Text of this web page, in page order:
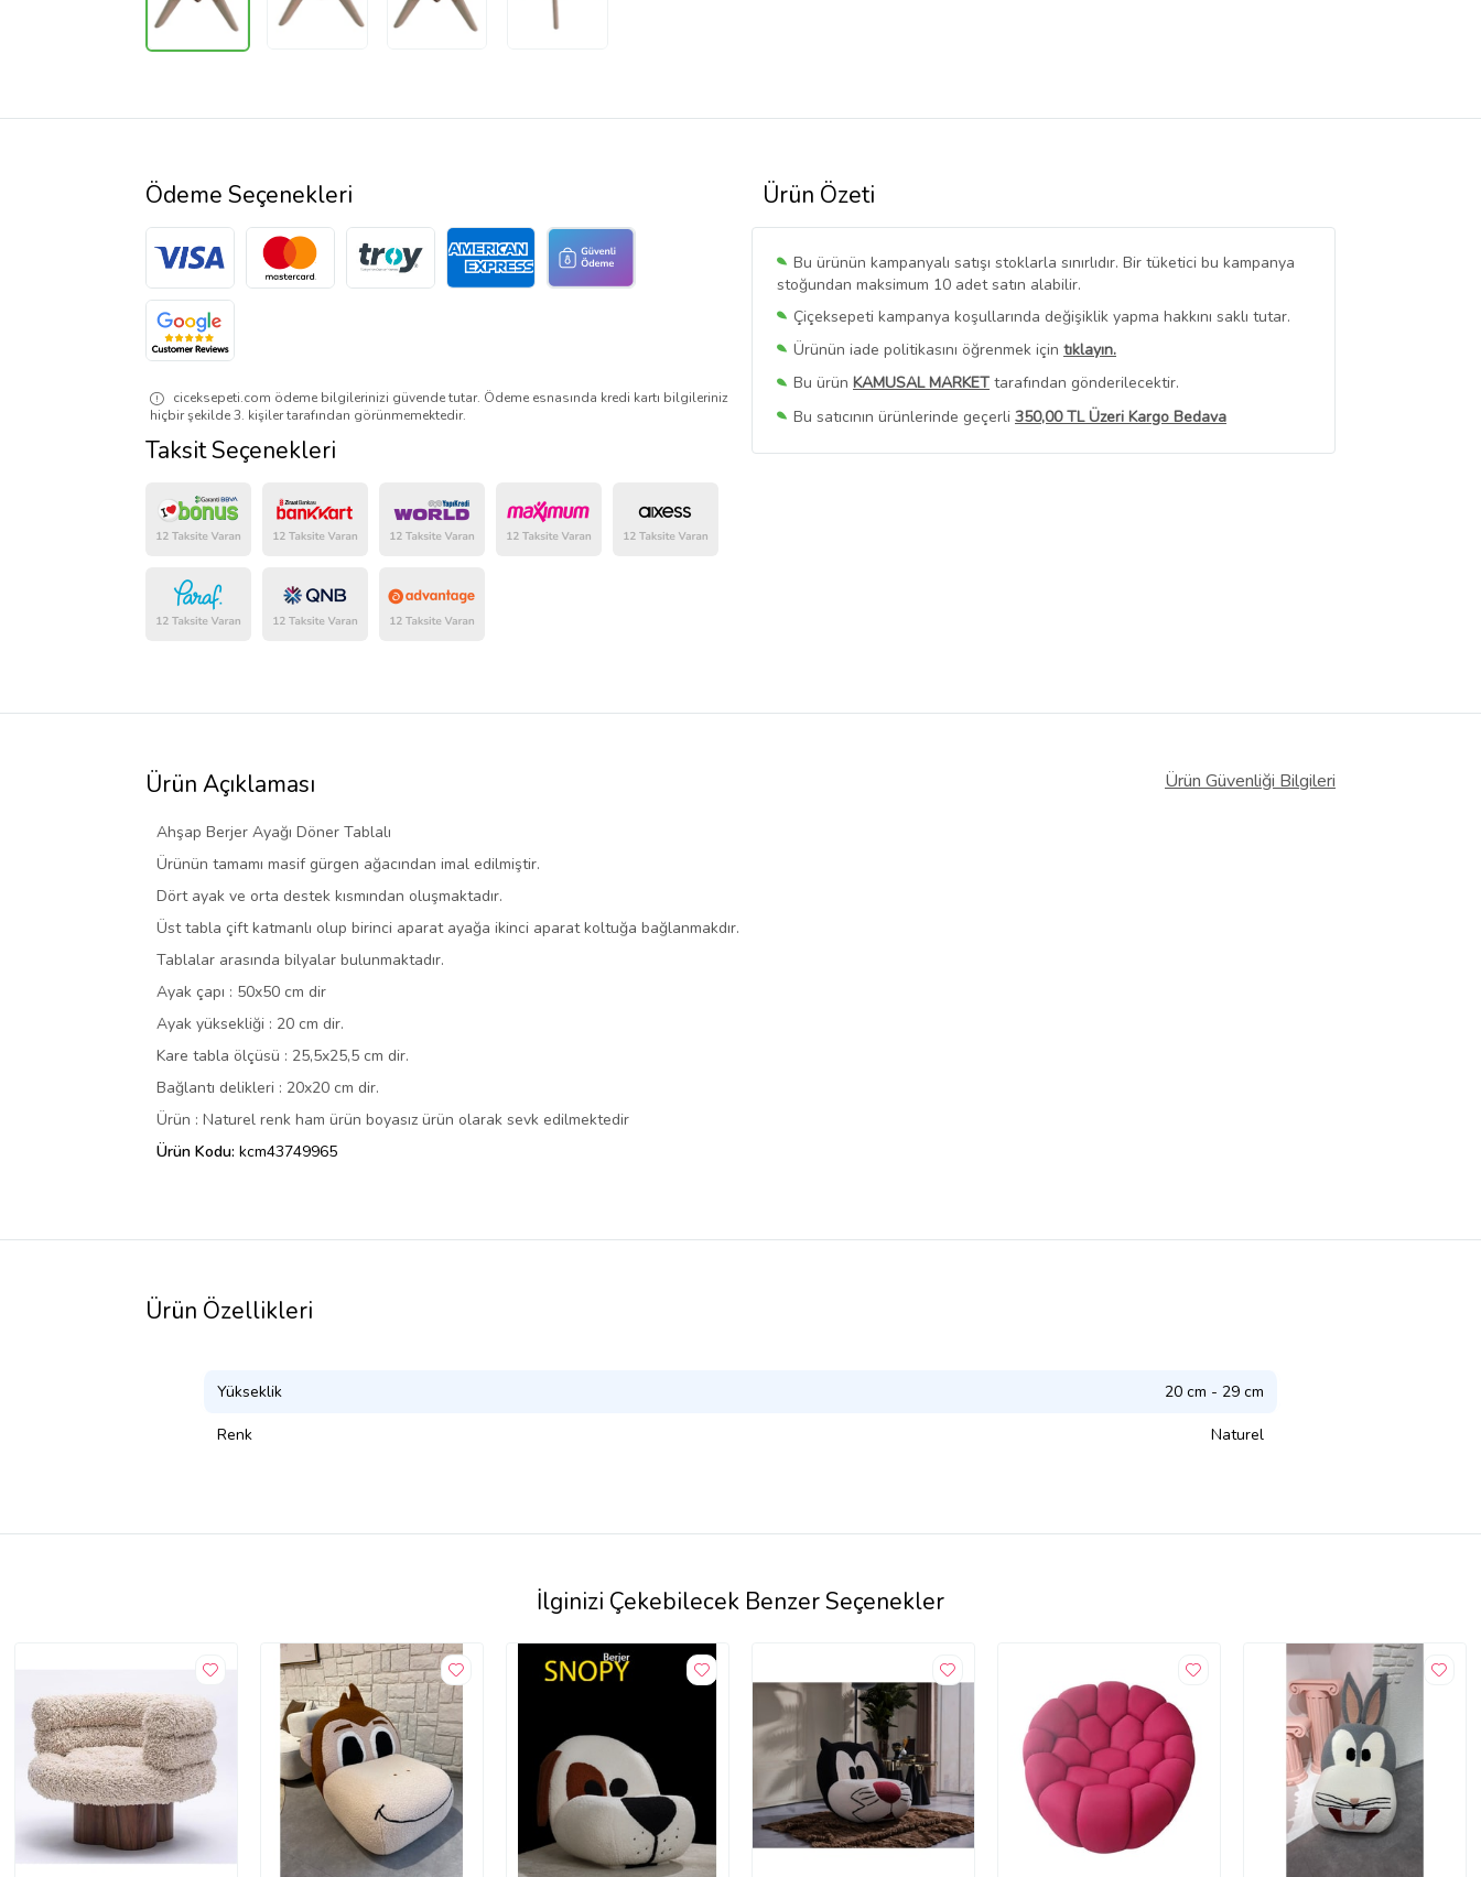
Ürün Özeti
Bu ürünün kampanyalı satışı stoklarla sınırlıdır. Bir tüketici bu kampanya
stoğundan maksimum 10 adet satın alabilir.
Çiçeksepeti kampanya koşullarında değişiklik yapma hakkını saklı tutar.
Ürünün iade politikasını öğrenmek için tıklayın.
Bu ürün KAMUSAL MARKET tarafından gönderilecektir.
Bu satıcının ürünlerinde geçerli 350,00 TL Üzeri Kargo Bedava
Bu SatıcınınTüm Ürünlerini Görüntüle
Ödeme Seçenekleri
ciceksepeti.com ödeme bilgilerinizi güvende tutar. Ödeme esnasında kredi kartı bilgileriniz
hiçbir şekilde 3. kişiler tarafından görünmemektedir.
Taksit Seçenekleri
Ürün Açıklaması Ürün Güvenliği Bilgileri
Ahşap Berjer Ayağı Döner Tablalı
Ürünün tamamı masif gürgen ağacından imal edilmiştir.
Dört ayak ve orta destek kısmından oluşmaktadır.
Üst tabla çift katmanlı olup birinci aparat ayağa ikinci aparat koltuğa bağlanmakdır.
Tablalar arasında bilyalar bulunmaktadır.
Ayak çapı : 50x50 cm dir
Ayak yüksekliği : 20 cm dir.
Kare tabla ölçüsü : 25,5x25,5 cm dir.
Bağlantı delikleri : 20x20 cm dir.
Ürün : Naturel renk ham ürün boyasız ürün olarak sevk edilmektedir
Ürün Kodu: kcm43749965
Ürün Özellikleri
Yükseklik 20 cm - 29 cm
Renk Naturel
İlginizi Çekebilecek Benzer Seçenekler